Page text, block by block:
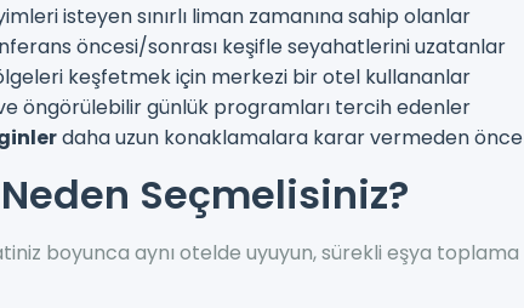
isteyen sınırlı liman zamanına sahip olanlar
öncesi/sonrası keşifle seyahatlerini uzatanlar
keşfetmek için merkezi bir otel kullananlar
öngörülebilir günlük programları tercih edenler
daha uzun konaklamalara karar vermeden önce
Seçmelisiniz?
boyunca aynı otelde uyuyun, sürekli eşya toplama